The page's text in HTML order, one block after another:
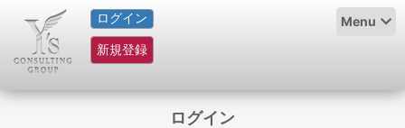
ログイン
新規登録
Menu
HOME
サービス紹介
ログイン